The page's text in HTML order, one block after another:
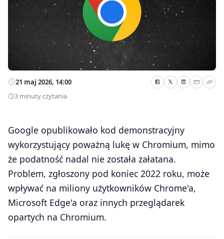
21 maj 2026, 14:00
3 minuty czytania
Google opublikowało kod demonstracyjny
wykorzystujący poważną lukę w Chromium, mimo
że podatność nadal nie została załatana.
Problem, zgłoszony pod koniec 2022 roku, może
wpływać na miliony użytkowników Chrome'a,
Microsoft Edge'a oraz innych przeglądarek
opartych na Chromium.